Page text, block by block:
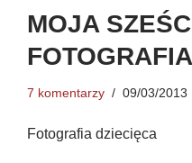
MOJA
7 komentarzy 09/03/2013
Fotografia dziecięca